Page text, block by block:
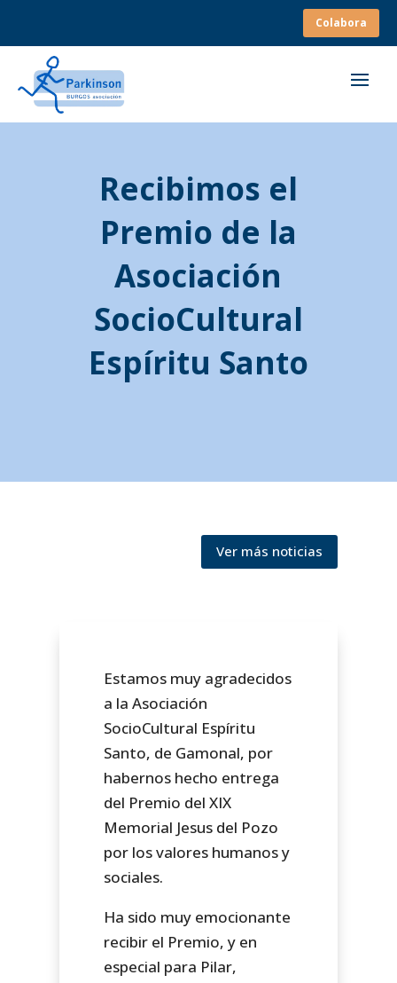
Colabora
Recibimos el
Premio de la
Asociación
SocioCultural
Espíritu Santo
Ver más noticias
Estamos muy agradecidos
a la Asociación
SocioCultural Espíritu
Santo, de Gamonal, por
habernos hecho entrega
del Premio del XIX
Memorial Jesus del Pozo
por los valores humanos y
sociales.
Ha sido muy emocionante
recibir el Premio, y en
especial para Pilar,